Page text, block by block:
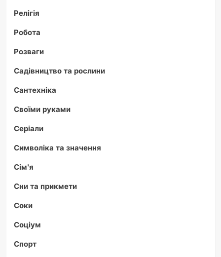
Релігія
Робота
Розваги
Садівництво та рослини
Сантехніка
Своїми руками
Серіали
Символіка та значення
Сім'я
Сни та прикмети
Соки
Соціум
Спорт